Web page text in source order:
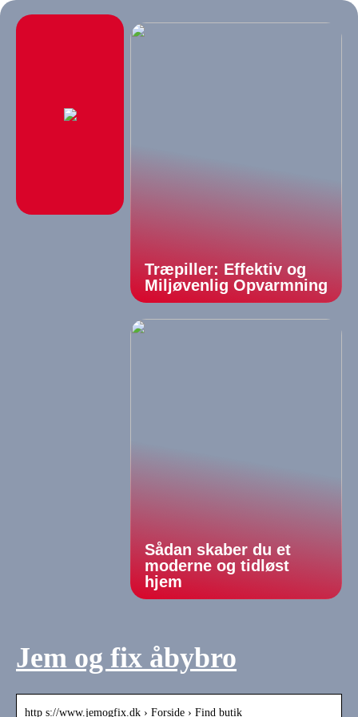
Træpiller: Effektiv og
Miljøvenlig Opvarmning
Sådan skaber du et
moderne og tidløst
hjem
Jem og fix åbybro
http s://www.jemogfix.dk › Forside › Find butik